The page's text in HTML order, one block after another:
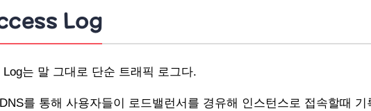
Log
는 말 그대로 단순 트래픽 로그다.
를 통해 사용자들이 로드밸런서를 경유해 인스턴스로 접속할때 기